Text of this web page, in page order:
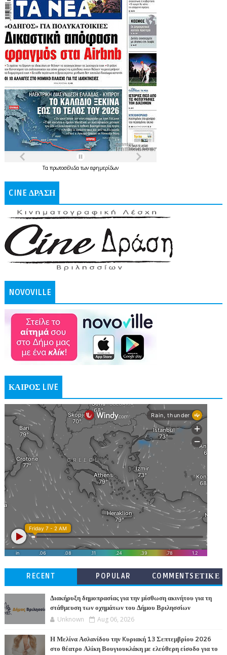
Τα πρωτοσέλιδατων εφημερίδων
CINE ΔΡΑΣΗ
NOVOVILLE
ΚΑΙΡΟΣ LIVE
RECENT POPULAR
COMMENTSΕΤΙΚΕ
Διακήρυξη δημοπρασίας για την μίσθωση ακινήτου για τη
στάθμευση των οχημάτων του Δήμου Βριλησσίων
Unknown Aug 06, 2026
Η Μελίνα Ασλανίδου την Kυριακή 13 Σεπτεμβρίου 2026
στο θέατρο Αλίκη Βουγιουκλάκη με ελεύθερη είσοδο για το